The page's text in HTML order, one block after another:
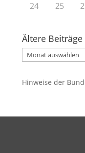
24 25
Ältere Beiträge
Ältere
Beiträge
Hinweise der